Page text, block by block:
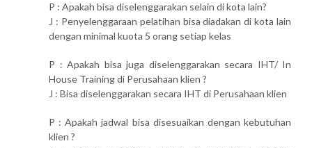
P : Apakah bisa diselenggarakan selain di kota lain?
J : Penyelenggaraan pelatihan bisa diadakan di kota lain
dengan minimal kuota 5 orang setiap kelas
P : Apakah bisa juga diselenggarakan secara IHT/ In
House Training di Perusahaan klien ?
J : Bisa diselenggarakan secara IHT di Perusahaan klien
P : Apakah jadwal bisa disesuaikan dengan kebutuhan
klien ?